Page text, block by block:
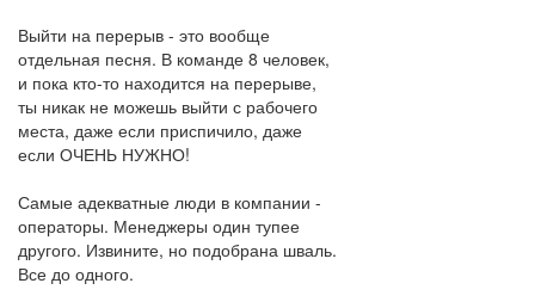
Выйти на перерыв - это вообще
отдельная песня. В команде 8 человек,
и пока кто-то находится на перерыве,
ты никак не можешь выйти с рабочего
места, даже если приспичило, даже
если ОЧЕНЬ НУЖНО!
Самые адекватные люди в компании -
операторы. Менеджеры один тупее
другого. Извините, но подобрана шваль.
Все до одного.